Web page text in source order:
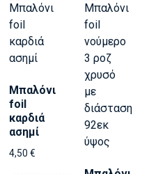
Μπαλόνι
foil
καρδιά
ασημί
4,50 €